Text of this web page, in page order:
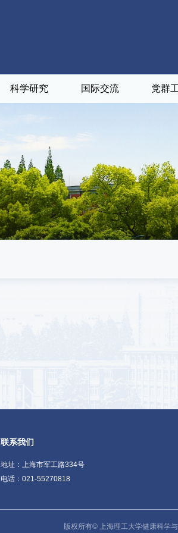
科学研究 国际交流 党群
联系我们
地址：上海市军工路334号
电话：021-55270818
版权所有© 上海理工大学健康科学